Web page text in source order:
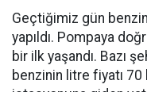
Geçtiğimiz gün
yapıldı. Pompaya
bir ilk yaşandı. Bazı
benzinin litre fiyatı 70